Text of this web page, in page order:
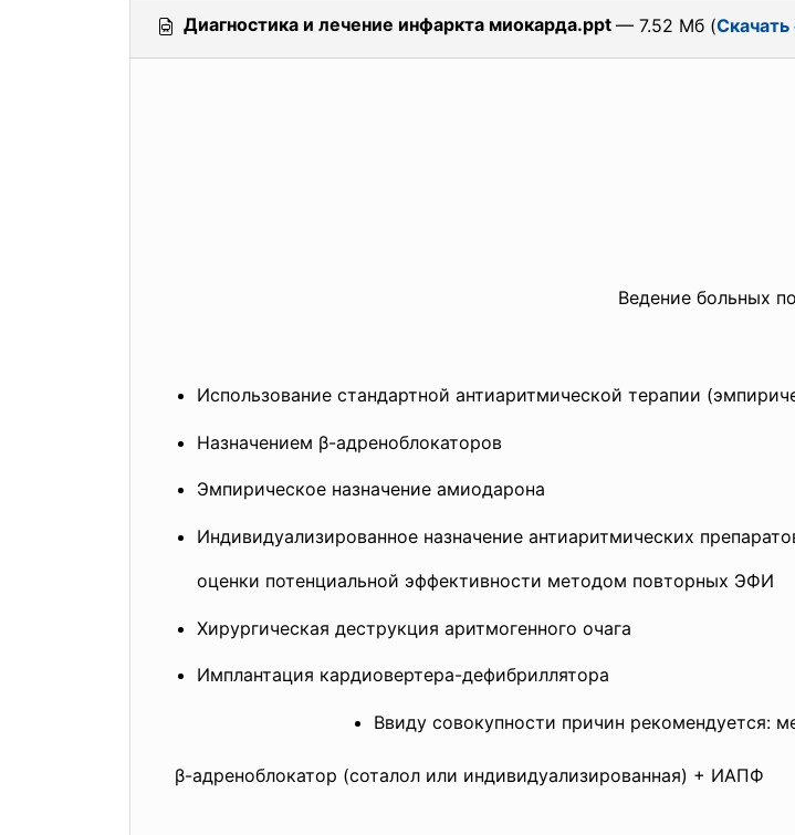
Диагностика и лечение инфаркта миокарда.ppt — 7.52 Мб (
Ведение больных
Использование стандартной антиаритмической терапии
Назначением β-адреноблокаторов
Эмпирическое назначение амиодарона
Индивидуализированное назначение антиаритмических
оценки потенциальной эффективности методом повторных ЭФИ
Хирургическая деструкция аритмогенного очага
Имплантация кардиовертера-дефибриллятора
Ввиду совокупности причин рекомендуется:
β-адреноблокатор (соталол или индивидуализированная) + ИАПФ